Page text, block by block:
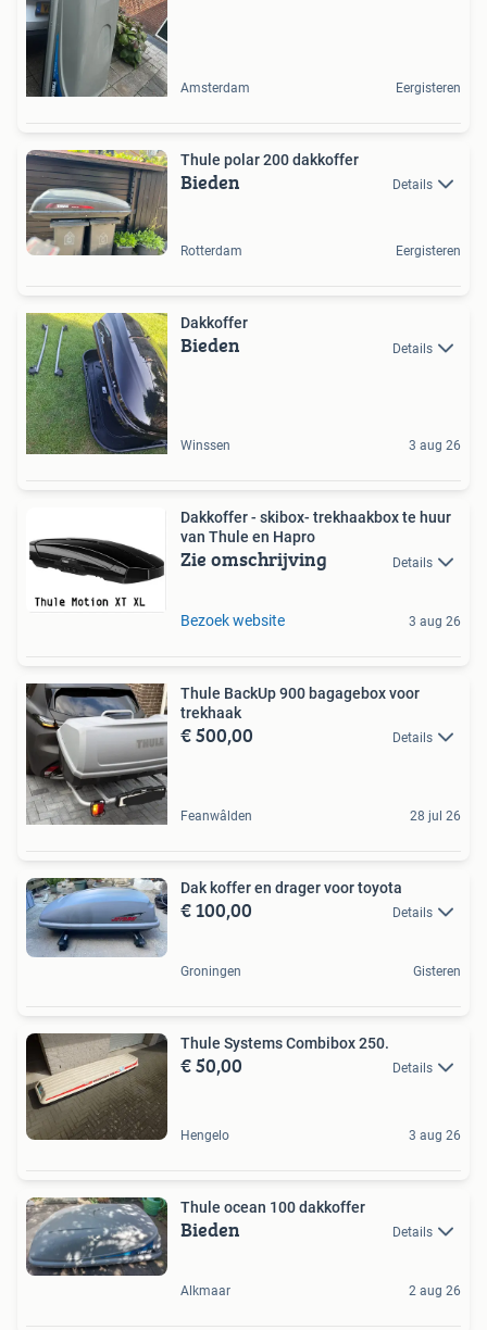
Amsterdam Eergisteren
Thule polar 200 dakkoffer
Bieden Details
Rotterdam Eergisteren
Dakkoffer
Bieden Details
Winssen 3 aug 26
Dakkoffer - skibox- trekhaakbox te huur
van Thule en Hapro
Zie omschrijving Details
Bezoek website 3 aug 26
Thule BackUp 900 bagagebox voor
trekhaak
€ 500,00 Details
Feanwâlden 28 jul 26
Dak koffer en drager voor toyota
€ 100,00 Details
Groningen Gisteren
Thule Systems Combibox 250.
€ 50,00 Details
Hengelo 3 aug 26
Thule ocean 100 dakkoffer
Bieden Details
Alkmaar 2 aug 26